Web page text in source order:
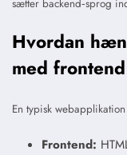
sætter backend‑sprog
Hvordan
med
En typisk
Frontend: